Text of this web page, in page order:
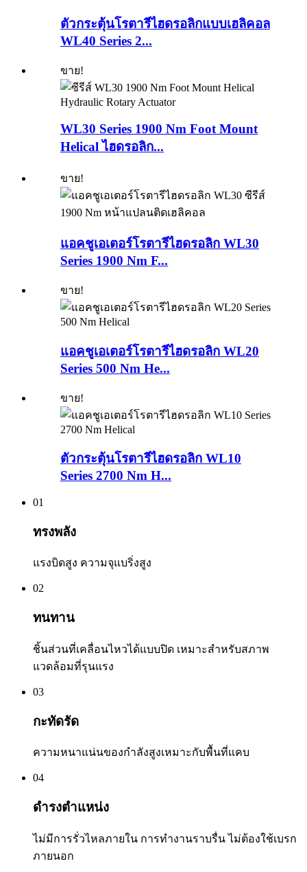
ตัวกระตุ้นโรตารีไฮดรอลิกแบบเฮลิคอล
WL40 Series 2...
ขาย!
WL30 Series 1900 Nm Foot Mount
Helical ไฮดรอลิก...
ขาย!
แอคชูเอเตอร์โรตารีไฮดรอลิก WL30
Series 1900 Nm F...
ขาย!
แอคชูเอเตอร์โรตารีไฮดรอลิก WL20
Series 500 Nm He...
ขาย!
ตัวกระตุ้นโรตารีไฮดรอลิก WL10
Series 2700 Nm H...
01
ทรงพลัง
แรงบิดสูง ความจุแบริ่งสูง
02
ทนทาน
ชิ้นส่วนที่เคลื่อนไหวได้แบบปิด เหมาะสำหรับสภาพ
แวดล้อมที่รุนแรง
03
กะทัดรัด
ความหนาแน่นของกำลังสูงเหมาะกับพื้นที่แคบ
04
ดำรงตำแหน่ง
ไม่มีการรั่วไหลภายใน การทำงานราบรื่น ไม่ต้องใช้เบรก
ภายนอก